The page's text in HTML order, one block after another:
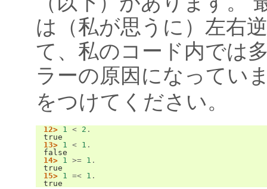
は（私が思うに）左右
て、私のコード内では
ラーの原因になってい
をつけてください。
12> 1 < 2 .
true
13> 1 < 1 .
false
14> 1 >= 1 .
true
15> 1 =< 1 .
true